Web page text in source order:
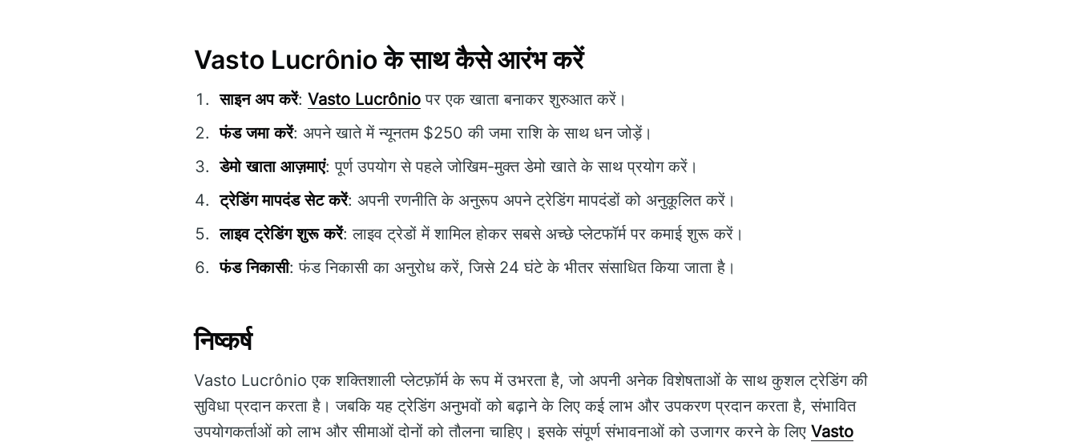
Vasto Lucrônio के साथ कैसे आरंभ करें
साइन अप करें: Vasto Lucrônio पर एक खाता बनाकर शुरुआत करें।
फंड जमा करें: अपने खाते में न्यूनतम $250 की जमा राशि के साथ धन जोड़ें।
डेमो खाता आज़माएं: पूर्ण उपयोग से पहले जोखिम-मुक्त डेमो खाते के साथ प्रयोग करें।
ट्रेडिंग मापदंड सेट करें: अपनी रणनीति के अनुरूप अपने ट्रेडिंग मापदंडों को अनुकूलित करें।
लाइव ट्रेडिंग शुरू करें: लाइव ट्रेडों में शामिल होकर सबसे अच्छे प्लेटफॉर्म पर कमाई शुरू करें।
फंड निकासी: फंड निकासी का अनुरोध करें, जिसे 24 घंटे के भीतर संसाधित किया जाता है।
निष्कर्ष
Vasto Lucrônio एक शक्तिशाली प्लेटफ़ॉर्म के रूप में उभरता है, जो अपनी अनेक विशेषताओं के साथ कुशल ट्रेडिंग की
सुविधा प्रदान करता है। जबकि यह ट्रेडिंग अनुभवों को बढ़ाने के लिए कई लाभ और उपकरण प्रदान करता है, संभावित
उपयोगकर्ताओं को लाभ और सीमाओं दोनों को तौलना चाहिए। इसके संपूर्ण संभावनाओं को उजागर करने के लिए Vasto